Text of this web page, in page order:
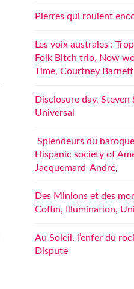
Pierres qui roulent
Les voix australes :
Folk Bitch trio, Now
Time, Courtney Barnett
Disclosure day, Steven
Universal
Splendeurs du
Hispanic society of
Jacquemard-André,
Des Minions et des
Coffin, Illumination,
Au Soleil, l’enfer du
Dispute